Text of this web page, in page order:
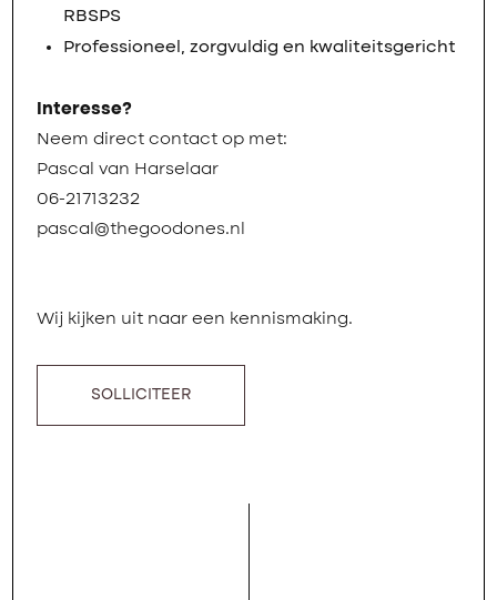
RBSPS
Professioneel, zorgvuldig en kwaliteitsgericht
Interesse?
Neem direct contact op met:
Pascal van Harselaar
06-21713232
pascal@thegoodones.nl
Wij kijken uit naar een kennismaking.
SOLLICITEER